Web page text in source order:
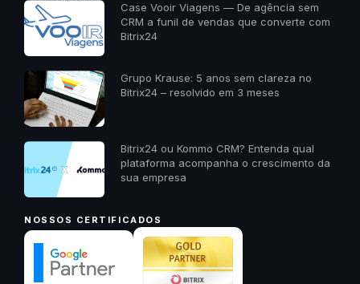
Case Vooir Viagens — De agência sem
CRM a funil de vendas que converte com
Bitrix24
Grupo Krause: 5 anos sem clareza no
Bitrix24 – resolvido em 3 meses
Bitrix24 ou Kommo CRM? Entenda qual
plataforma acompanha o crescimento da
sua empresa
NOSSOS CERTIFICADOS